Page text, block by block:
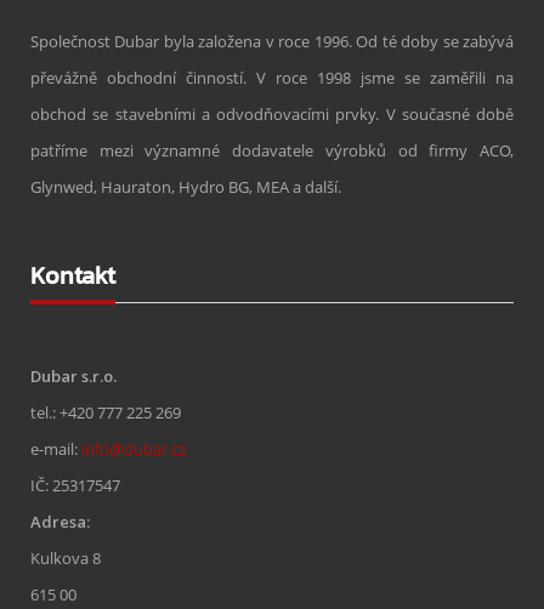
Společnost Dubar byla založena v roce 1996. Od té doby se zabývá
převážně obchodní činností. V roce 1998 jsme se zaměřili na
obchod se stavebními a odvodňovacími prvky. V současné době
patříme mezi významné dodavatele výrobků od firmy ACO,
Glynwed, Hauraton, Hydro BG, MEA a další.
Kontakt
Dubar s.r.o.
tel.: +420 777 225 269
e-mail: info@dubar.cz
IČ: 25317547
Adresa:
Kulkova 8
615 00